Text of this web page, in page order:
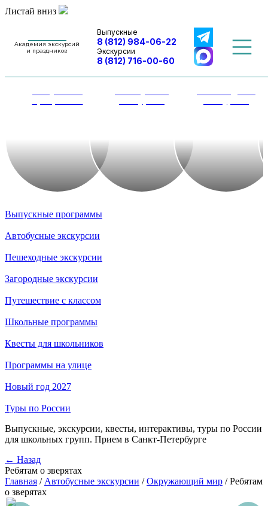
Листай вниз
Академия экскурсий
и праздников
Выпускные
8 (812) 984-06-22
Экскурсии
8 (812) 716-00-60
Выпускные программы
Автобусные экскурсии
Пешеходные экскурсии
Загородные экскурсии
Путешествие с классом
Школьные программы
Квесты для школьников
Программы на улице
Новый год 2027
Туры по России
Выпускные, экскурсии, квесты, интерактивы, туры по России
для школьных групп. Прием в Санкт-Петербурге
← Назад
Ребятам о зверятах
Главная / Автобусные экскурсии / Окружающий мир / Ребятам
о зверятах